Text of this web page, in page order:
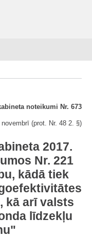
noteikumi Nr. 673
(prot. Nr. 48 2. §)
2017.
Nr. 221
kādā tiek
kā arī valsts
līdzekļu